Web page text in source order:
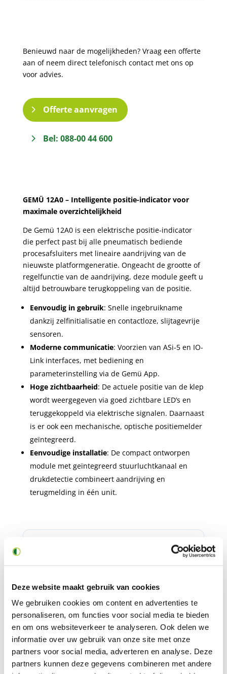
Deze website maakt gebruik van cookies
We gebruiken cookies om content en advertenties te
personaliseren, om functies voor social media te bieden
en om ons websiteverkeer te analyseren. Ook delen we
informatie over uw gebruik van onze site met onze
partners voor social media, adverteren en analyse. Deze
partners kunnen deze gegevens combineren met andere
Benieuwd naar de mogelijkheden? Vraag een offerte
aan of neem direct telefonisch contact met ons op
voor advies.
Offerte aanvragen
Bel: 088-00 44 600
GEMÜ 12A0 – Intelligente positie-indicator voor
maximale overzichtelijkheid
De Gemü 12A0 is een elektrische positie-indicator
die perfect past bij alle pneumatisch bediende
procesafsluiters met lineaire aandrijving van de
nieuwste platformgeneratie. Ongeacht de grootte of
regelfunctie van de aandrijving, deze module geeft u
altijd betrouwbare terugkoppeling van de positie.
Eenvoudig in gebruik: Snelle ingebruikname
dankzij zelfinitialisatie en contactloze, slijtagevrije
sensoren.
Moderne communicatie: Voorzien van ASi-5 en IO-
Link interfaces, met bediening en
parameterinstelling via de Gemü App.
Hoge zichtbaarheid: De actuele positie van de klep
wordt weergegeven via goed zichtbare LED’s en
teruggekoppeld via elektrische signalen. Daarnaast
is er ook een mechanische, optische positiemelder
geïntegreerd.
Eenvoudige installatie: De compact ontworpen
module met geïntegreerd stuurluchtkanaal en
drukdetectie combineert aandrijving en
terugmelding in één unit.
12A0 (EN)
1 bestand(en)
825.10
Downloaden